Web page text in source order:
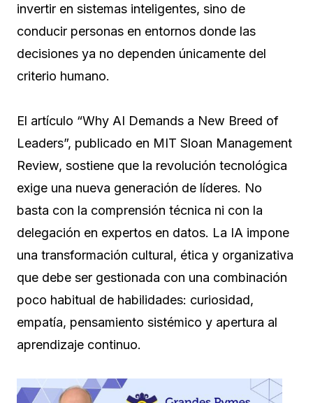
invertir en sistemas inteligentes, sino de
conducir personas en entornos donde las
decisiones ya no dependen únicamente del
criterio humano.
El artículo “Why AI Demands a New Breed of
Leaders”, publicado en MIT Sloan Management
Review, sostiene que la revolución tecnológica
exige una nueva generación de líderes. No
basta con la comprensión técnica ni con la
delegación en expertos en datos. La IA impone
una transformación cultural, ética y organizativa
que debe ser gestionada con una combinación
poco habitual de habilidades: curiosidad,
empatía, pensamiento sistémico y apertura al
aprendizaje continuo.